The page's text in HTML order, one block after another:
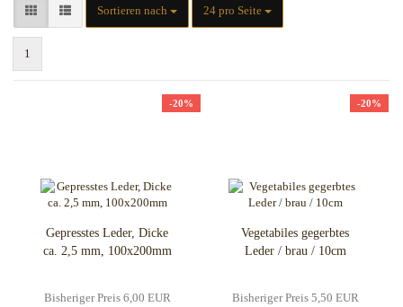
Sortieren nach
Sortieren nach 24 pro Seite
pro Seite
1
-20%
Gepresstes Leder, Dicke
ca. 2,5 mm, 100x200mm
Bisheriger Preis 6,00 EUR
-20%
Vegetabiles gegerbtes
Leder / brau / 10cm
Bisheriger Preis 5,50 EUR